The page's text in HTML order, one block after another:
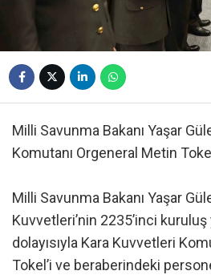
Milli Savunma Bakanı Yaşar
Komutanı Orgeneral Metin
Milli Savunma Bakanı Yaşar
Kuvvetleri’nin 2235’inci kuruluş
dolayısıyla Kara Kuvvetleri
Tokel’i ve beraberindeki